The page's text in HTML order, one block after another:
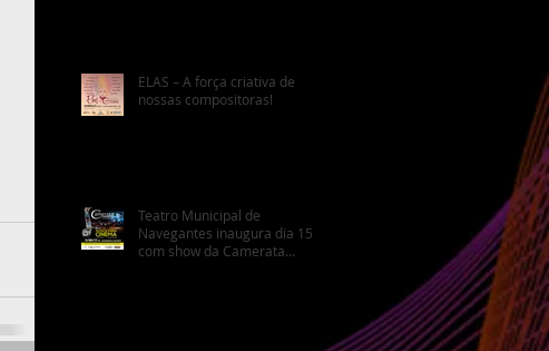
ELAS – A força criativa de
nossas compositoras!
Teatro Municipal de
Navegantes inaugura dia 15
com show da Camerata